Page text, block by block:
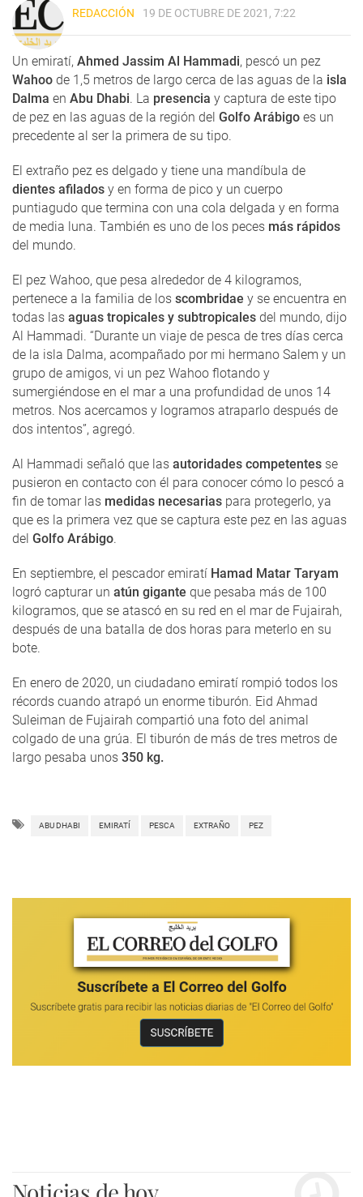
REDACCIÓN 19 DE OCTUBRE DE 2021, 7:22
Un emiratí, Ahmed Jassim Al Hammadi, pescó un pez
Wahoo de 1,5 metros de largo cerca de las aguas de la isla
Dalma en Abu Dhabi. La presencia y captura de este tipo
de pez en las aguas de la región del Golfo Arábigo es un
precedente al ser la primera de su tipo.
El extraño pez es delgado y tiene una mandíbula de
dientes afilados y en forma de pico y un cuerpo
puntiagudo que termina con una cola delgada y en forma
de media luna. También es uno de los peces más rápidos
del mundo.
El pez Wahoo, que pesa alrededor de 4 kilogramos,
pertenece a la familia de los scombridae y se encuentra en
todas las aguas tropicales y subtropicales del mundo, dijo
Al Hammadi. “Durante un viaje de pesca de tres días cerca
de la isla Dalma, acompañado por mi hermano Salem y un
grupo de amigos, vi un pez Wahoo flotando y
sumergiéndose en el mar a una profundidad de unos 14
metros. Nos acercamos y logramos atraparlo después de
dos intentos”, agregó.
Al Hammadi señaló que las autoridades competentes se
pusieron en contacto con él para conocer cómo lo pescó a
fin de tomar las medidas necesarias para protegerlo, ya
que es la primera vez que se captura este pez en las aguas
del Golfo Arábigo.
En septiembre, el pescador emiratí Hamad Matar Taryam
logró capturar un atún gigante que pesaba más de 100
kilogramos, que se atascó en su red en el mar de Fujairah,
después de una batalla de dos horas para meterlo en su
bote.
En enero de 2020, un ciudadano emiratí rompió todos los
récords cuando atrapó un enorme tiburón. Eid Ahmad
Suleiman de Fujairah compartió una foto del animal
colgado de una grúa. El tiburón de más de tres metros de
largo pesaba unos 350 kg.
ABU DHABI EMIRATÍ PESCA EXTRAÑO PEZ